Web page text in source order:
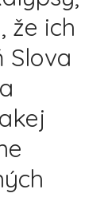
že ich
Slova